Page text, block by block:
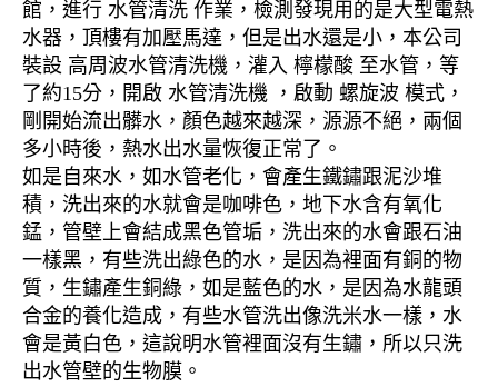
館，進行 水管清洗 作業，檢測發現用的是大型電熱
水器，頂樓有加壓馬達，但是出水還是小，本公司
裝設 高周波水管清洗機，灌入 檸檬酸 至水管，等
了約15分，開啟 水管清洗機 ，啟動 螺旋波 模式，
剛開始流出髒水，顏色越來越深，源源不絕，兩個
多小時後，熱水出水量恢復正常了。
如是自來水，如水管老化，會產生鐵鏽跟泥沙堆
積，洗出來的水就會是咖啡色，地下水含有氧化
錳，管壁上會結成黑色管垢，洗出來的水會跟石油
一樣黑，有些洗出綠色的水，是因為裡面有銅的物
質，生鏽產生銅綠，如是藍色的水，是因為水龍頭
合金的養化造成，有些水管洗出像洗米水一樣，水
會是黃白色，這說明水管裡面沒有生鏽，所以只洗
出水管壁的生物膜。